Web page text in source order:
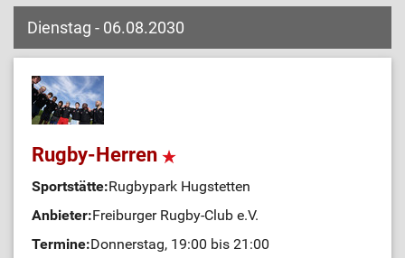
Dienstag - 06.08.2030
Rugby-Herren
Sportstätte:Rugbypark Hugstetten
Anbieter:Freiburger Rugby-Club e.V.
Termine:Donnerstag, 19:00 bis 21:00